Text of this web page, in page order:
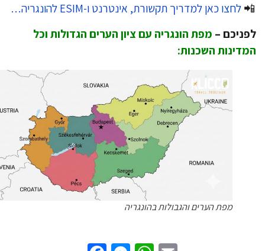
לחצו כאן למדריך תקשורת, אינטרנט ו-ESIM להונגריה…
–מפת הונגריה עם ציון הערים הגדולות וכל
השכנות:
מפת הערים והגבולות בהונגריה